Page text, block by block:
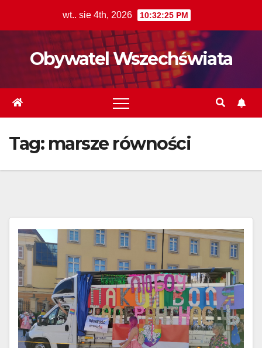
wt.. sie 4th, 2026 10:32:26 PM
Obywatel Wszechświata
Tag: marsze równości